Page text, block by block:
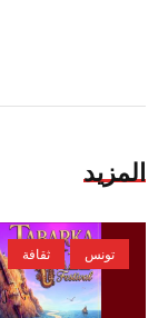
المزيد
تونس ثقافة